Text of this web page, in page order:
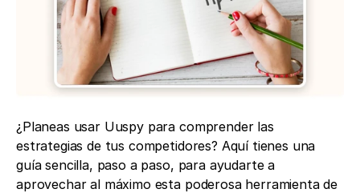
¿Planeas usar Uuspy para comprender las
estrategias de tus competidores? Aquí tienes una
guía sencilla, paso a paso, para ayudarte a
aprovechar al máximo esta poderosa herramienta de